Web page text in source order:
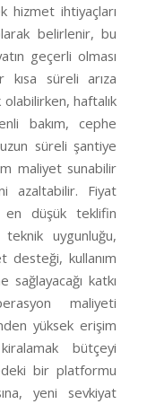
hizmet ihtiyaçları
belirlenir, bu
geçerli olması
kısa süreli arıza
haftalık
bakım, cephe
süreli şantiye
maliyet sunabilir
azaltabilir. Fiyat
en düşük teklifin
teknik uygunluğu,
desteği, kullanım
sağlayacağı katkı
maliyeti
yüksek erişim
bütçeyi
bir platformu
yeni sevkiyat